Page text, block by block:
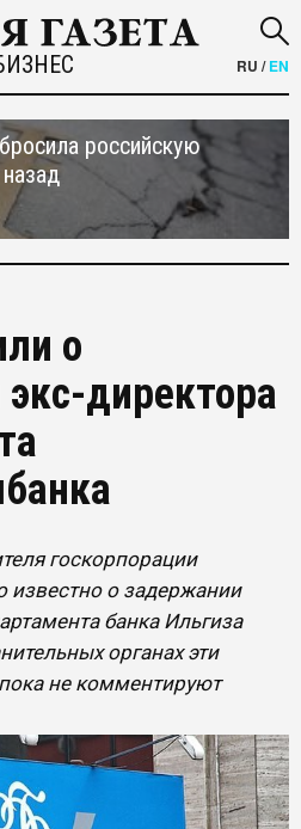
RU /EN
российскую
о
директора
госкорпорации
известно о задержании
банка Ильгиза
органах эти
не комментируют